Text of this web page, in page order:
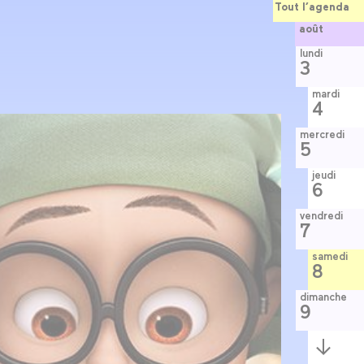
Tout l’agenda
août
lundi
3
mardi
4
mercredi
5
jeudi
6
vendredi
7
samedi
8
dimanche
9
Semaine
suivante